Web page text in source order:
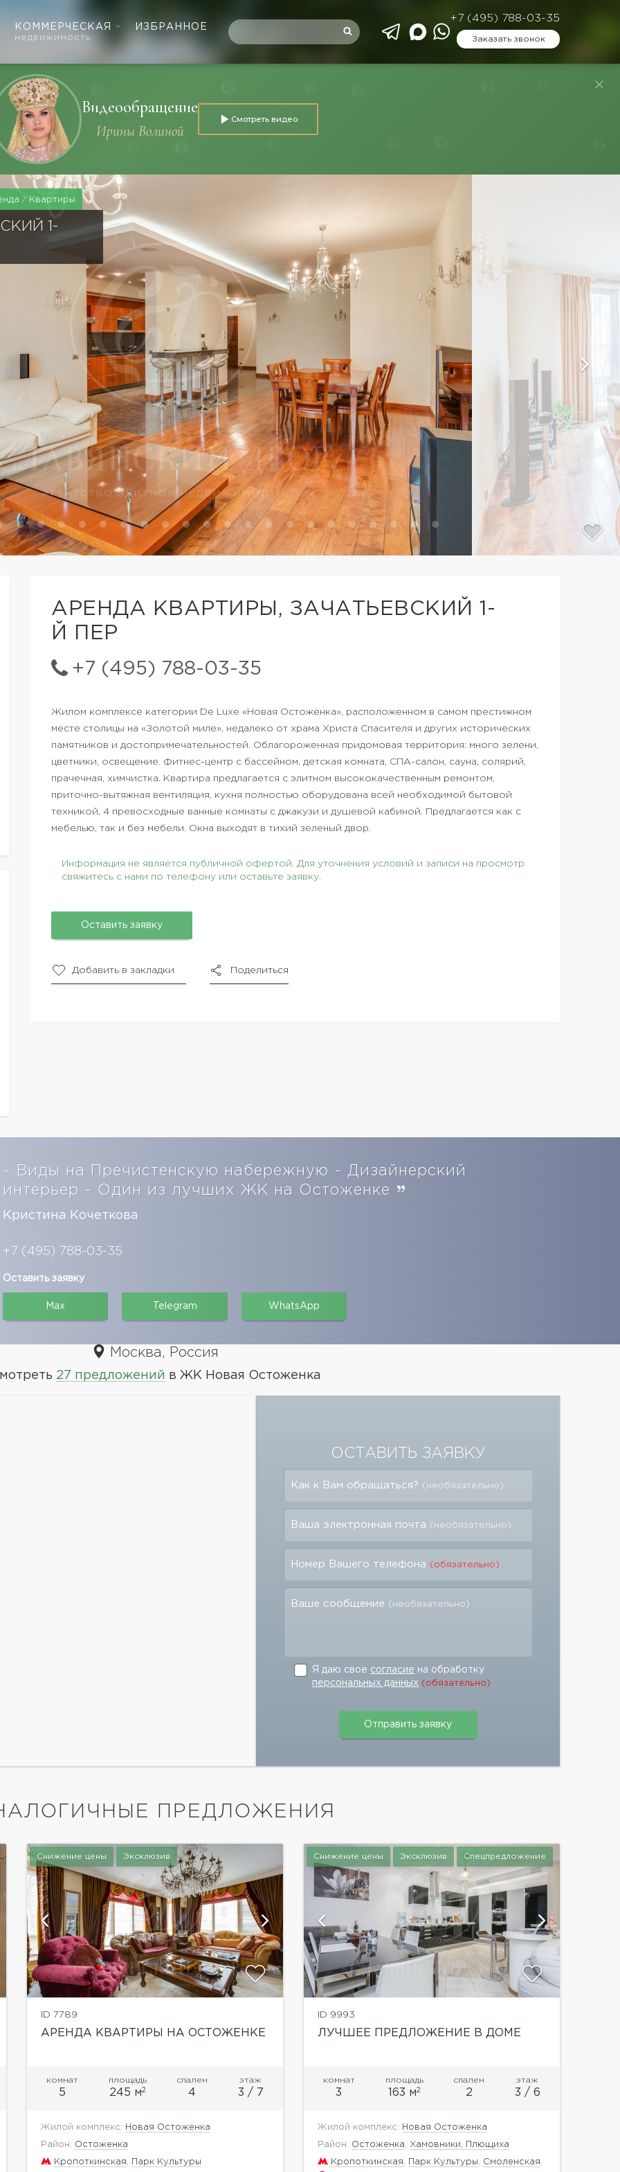
КОММЕРЧЕСКАЯ
недвижимость
ИЗБРАННОЕ
+7 (495) 788-03-35
Заказать звонок
Видеообращение
Ирины Волиной
Смотреть видео
Квартиры
1-
АРЕНДА КВАРТИРЫ, ЗАЧАТЬЕВСКИЙ 1-
Й ПЕР
+7 (495) 788-03-35
Жилом комплексе категории De Luxe «Новая Остоженка», расположенном в самом престижном
месте столицы на «Золотой миле», недалеко от храма Христа Спасителя и других исторических
памятников и достопримечательностей. Облагороженная придомовая территория: много зелени,
цветники, освещение. Фитнес-центр с бассейном, детская комната, СПА-салон, сауна, солярий,
прачечная, химчистка. Квартира предлагается с элитном высококачественным ремонтом,
приточно-вытяжная вентиляция, кухня полностью оборудована всей необходимой бытовой
техникой, 4 превосходные ванные комнаты с джакузи и душевой кабиной. Предлагается как с
мебелью, так и без мебели. Окна выходят в тихий зеленый двор.
Информация не является публичной офертой. Для уточнения условий и записи на просмотр
свяжитесь с нами по телефону или оставьте заявку.
Оставить заявку
Добавить в закладки Поделиться
Виды на Пречистенскую набережную - Дизайнерский
интерьер - Один из лучших ЖК на Остоженке
Кристина Кочеткова
+7 (495) 788-03-35
Оставить заявку
Max Telegram WhatsApp
Москва, Россия
27 предложений в ЖК Новая Остоженка
ОСТАВИТЬ ЗАЯВКУ
Как к Вам обращаться? (необязательно)
Ваша электронная почта (необязательно)
Номер Вашего телефона (обязательно)
Ваше сообщение (необязательно)
Я даю свое согласие на обработку
персональных данных (обязательно)
ПРЕДЛОЖЕНИЯ
Снижение цены Эксклюзив
ID 7789
АРЕНДА КВАРТИРЫ НА ОСТОЖЕНКЕ
комнат
5
площадь
245 м2
спален
4
этаж
3 / 7
Жилой комплекс: Новая Остоженка
Район: Остоженка
Кропоткинская Парк Культуры
показать ещё 7 фотографий
Снижение цены Эксклюзив Спецпредложение
ID 9993
ЛУЧШЕЕ ПРЕДЛОЖЕНИЕ В ДОМЕ
комнат
3
площадь
163 м2
спален
2
этаж
3 / 6
Жилой комплекс: Новая Остоженка
Район: Остоженка Хамовники, Плющиха
Кропоткинская Парк Культуры Смоленская